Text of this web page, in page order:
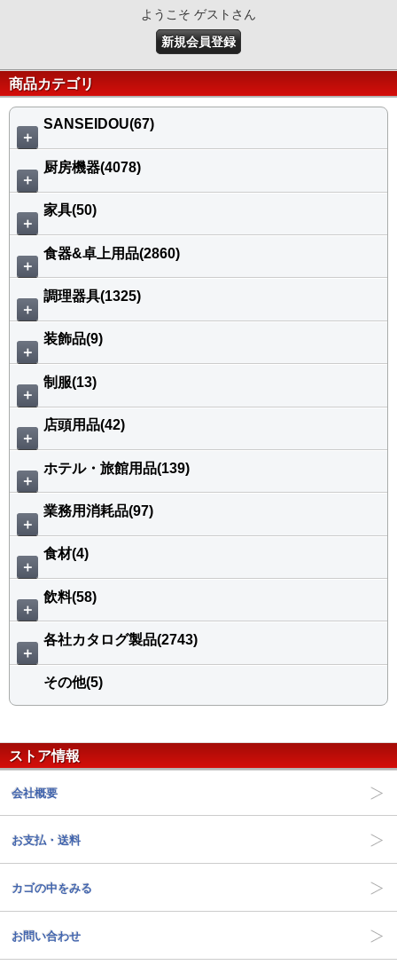
ようこそ ゲストさん
新規会員登録
商品カテゴリ
＋
SANSEIDOU(67)
＋
厨房機器(4078)
＋
家具(50)
＋
食器&卓上用品(2860)
＋
調理器具(1325)
＋
装飾品(9)
＋
制服(13)
＋
店頭用品(42)
＋
ホテル・旅館用品(139)
＋
業務用消耗品(97)
＋
食材(4)
＋
飲料(58)
＋
各社カタログ製品(2743)
その他(5)
ストア情報
会社概要
お支払・送料
カゴの中をみる
お問い合わせ